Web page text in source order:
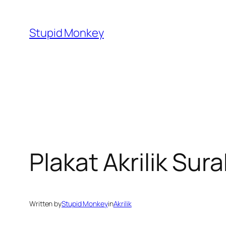
content
Stupid Monkey
Plakat Akrilik
Written byStupid MonkeyinAkrilik